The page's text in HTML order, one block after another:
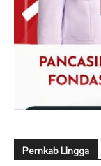
Pemkab Lingga